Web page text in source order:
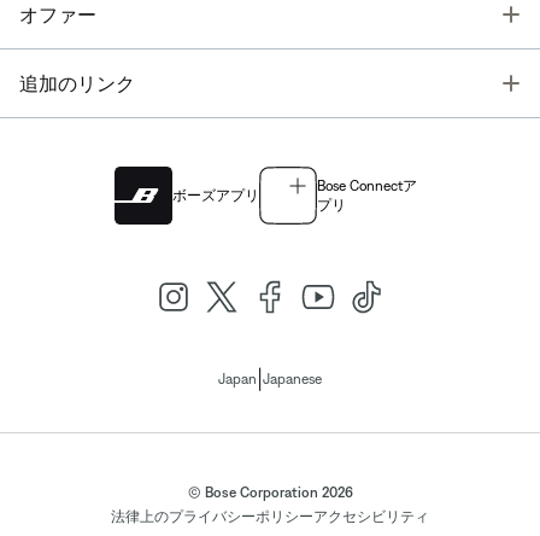
オファー
追加のリンク
ボーズアプリ
Bose Connectア
プリ
Japan Japanese
© Bose Corporation 2026
法律上のプライバシーポリシーアクセシビリティ